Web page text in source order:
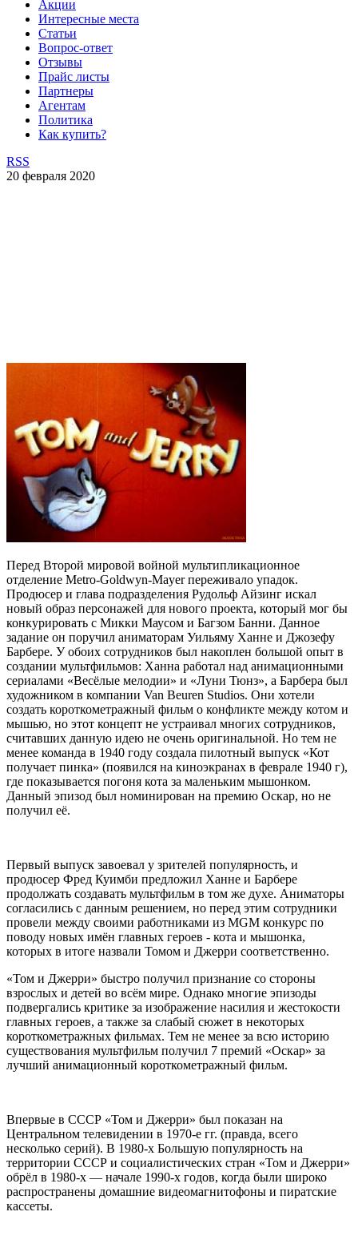
Акции
Интересные места
Статьи
Вопрос-ответ
Отзывы
Прайс листы
Партнеры
Агентам
Политика
Как купить?
RSS
20 февраля 2020
Перед Второй мировой войной мультипликационное
отделение Metro-Goldwyn-Mayer переживало упадок.
Продюсер и глава подразделения Рудольф Айзинг искал
новый образ персонажей для нового проекта, который мог бы
конкурировать с Микки Маусом и Багзом Банни. Данное
задание он поручил аниматорам Уильяму Ханне и Джозефу
Барбере. У обоих сотрудников был накоплен большой опыт в
создании мультфильмов: Ханна работал над анимационными
сериалами «Весёлые мелодии» и «Луни Тюнз», а Барбера был
художником в компании Van Beuren Studios. Они хотели
создать короткометражный фильм о конфликте между котом и
мышью, но этот концепт не устраивал многих сотрудников,
считавших данную идею не очень оригинальной. Но тем не
менее команда в 1940 году создала пилотный выпуск «Кот
получает пинка» (появился на киноэкранах в феврале 1940 г),
где показывается погоня кота за маленьким мышонком.
Данный эпизод был номинирован на премию Оскар, но не
получил её.
Первый выпуск завоевал у зрителей популярность, и
продюсер Фред Куимби предложил Ханне и Барбере
продолжать создавать мультфильм в том же духе. Аниматоры
согласились с данным решением, но перед этим сотрудники
провели между своими работниками из MGM конкурс по
поводу новых имён главных героев - кота и мышонка,
которых в итоге назвали Томом и Джерри соответственно.
«Том и Джерри» быстро получил признание со стороны
взрослых и детей во всём мире. Однако многие эпизоды
подвергались критике за изображение насилия и жестокости
главных героев, а также за слабый сюжет в некоторых
короткометражных фильмах. Тем не менее за всю историю
существования мультфильм получил 7 премий «Оскар» за
лучший анимационный короткометражный фильм.
Впервые в СССР «Том и Джерри» был показан на
Центральном телевидении в 1970-е гг. (правда, всего
несколько серий). В 1980-х Большую популярность на
территории СССР и социалистических стран «Том и Джерри»
обрёл в 1980-х — начале 1990-х годов, когда были широко
распространены домашние видеомагнитофоны и пиратские
кассеты.